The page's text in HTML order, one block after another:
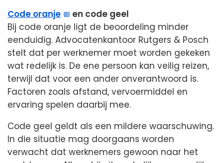
Code oranje
en code geel
Bij code oranje ligt de beoordeling minder
eenduidig. Advocatenkantoor Rutgers & Posch
stelt dat per werknemer moet worden gekeken
wat redelijk is. De ene persoon kan veilig reizen,
terwijl dat voor een ander onverantwoord is.
Factoren zoals afstand, vervoermiddel en
ervaring spelen daarbij mee.
Code geel geldt als een mildere waarschuwing.
In die situatie mag doorgaans worden
verwacht dat werknemers gewoon naar het